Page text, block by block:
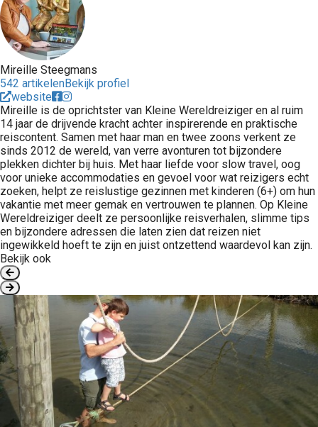
Mireille Steegmans
542 artikelenBekijk profiel
website
Mireille is de oprichtster van Kleine Wereldreiziger en al ruim
14 jaar de drijvende kracht achter inspirerende en praktische
reiscontent. Samen met haar man en twee zoons verkent ze
sinds 2012 de wereld, van verre avonturen tot bijzondere
plekken dichter bij huis. Met haar liefde voor slow travel, oog
voor unieke accommodaties en gevoel voor wat reizigers echt
zoeken, helpt ze reislustige gezinnen met kinderen (6+) om hun
vakantie met meer gemak en vertrouwen te plannen. Op Kleine
Wereldreiziger deelt ze persoonlijke reisverhalen, slimme tips
en bijzondere adressen die laten zien dat reizen niet
ingewikkeld hoeft te zijn en juist ontzettend waardevol kan zijn.
Bekijk ook